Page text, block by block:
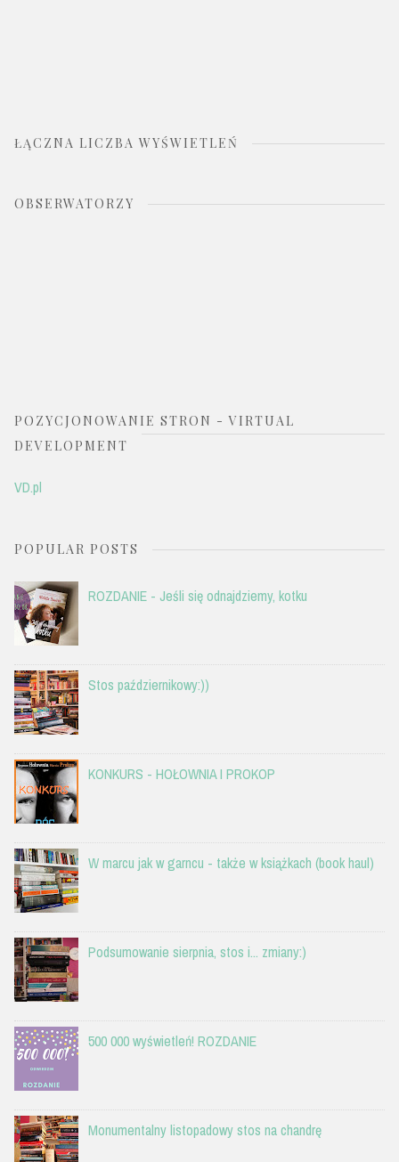
ŁĄCZNA LICZBA WYŚWIETLEŃ
OBSERWATORZY
POZYCJONOWANIE STRON - VIRTUAL
DEVELOPMENT
VD.pl
POPULAR POSTS
ROZDANIE - Jeśli się odnajdziemy, kotku
Stos październikowy:))
KONKURS - HOŁOWNIA I PROKOP
W marcu jak w garncu - także w książkach (book haul)
Podsumowanie sierpnia, stos i... zmiany:)
500 000 wyświetleń! ROZDANIE
Monumentalny listopadowy stos na chandrę